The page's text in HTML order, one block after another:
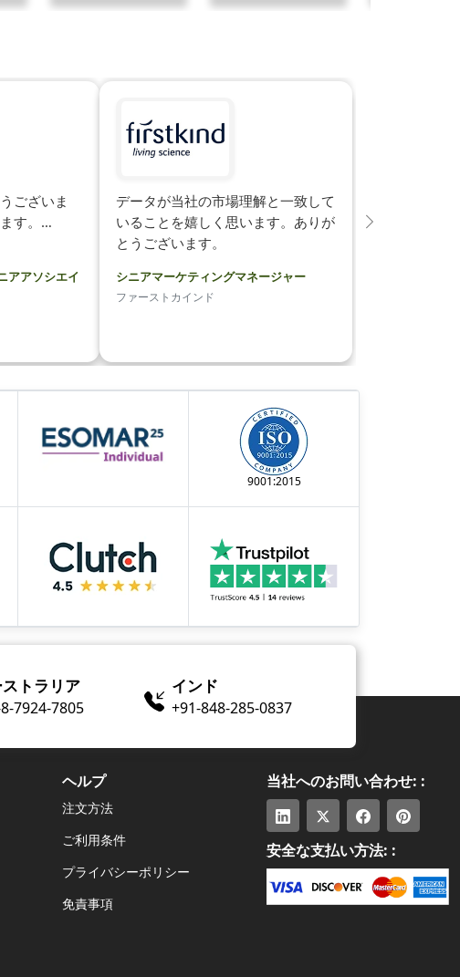
ございま
す。…
アアソシエイ
データが当社の市場理解と一致して
いることを嬉しく思います。ありが
とうございます。
シニアマーケティングマネージャー
ファーストカインド
次
9001:2015
トラリア
7924​​-7805
インド
+91-848-285-0837
ヘルプ
注文方法
ご利用条件
プライバシーポリシー
免責事項
当社へのお問い合わせ: :
安全な支払い方法: :